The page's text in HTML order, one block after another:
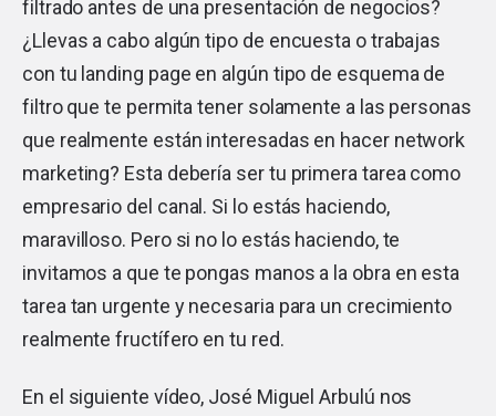
filtrado antes de una presentación de negocios?
¿Llevas a cabo algún tipo de encuesta o trabajas
con tu landing page en algún tipo de esquema de
filtro que te permita tener solamente a las personas
que realmente están interesadas en hacer network
marketing? Esta debería ser tu primera tarea como
empresario del canal. Si lo estás haciendo,
maravilloso. Pero si no lo estás haciendo, te
invitamos a que te pongas manos a la obra en esta
tarea tan urgente y necesaria para un crecimiento
realmente fructífero en tu red.
En el siguiente vídeo, José Miguel Arbulú nos